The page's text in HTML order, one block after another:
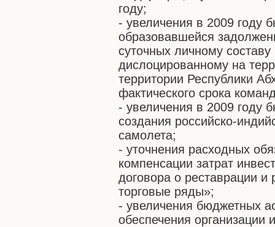
году;
- увеличения в 2009 году
образовавшейся
суточных личному
дислоцированному на
территории Республики
фактического срока
- увеличения в 2009 году
создания российско-
самолета;
- уточнения расходных
компенсации затрат
договора о реставрации и
торговые ряды»;
- увеличения бюджетных
обеспечения